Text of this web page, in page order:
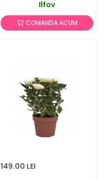
Ilfov
COMANDA ACUM
149.00 LEI